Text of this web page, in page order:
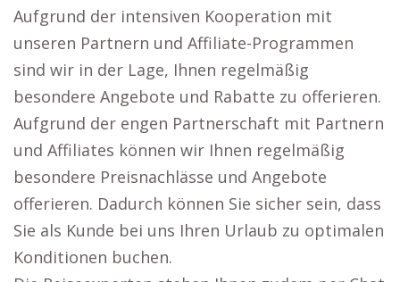
Aufgrund der intensiven Kooperation mit
unseren Partnern und Affiliate-Programmen
sind wir in der Lage, Ihnen regelmäßig
besondere Angebote und Rabatte zu offerieren.
Aufgrund der engen Partnerschaft mit Partnern
und Affiliates können wir Ihnen regelmäßig
besondere Preisnachlässe und Angebote
offerieren. Dadurch können Sie sicher sein, dass
Sie als Kunde bei uns Ihren Urlaub zu optimalen
Konditionen buchen.